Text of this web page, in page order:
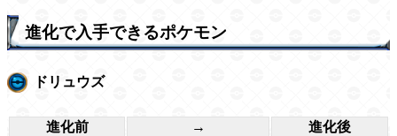
進化で入手できるポケモン
ドリュウズ
進化前 → 進化後